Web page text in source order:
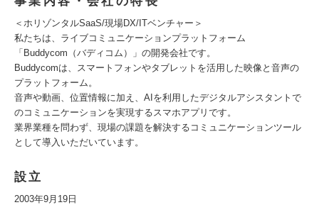
＜ホリゾンタルSaaS/現場DX/ITベンチャー＞
私たちは、ライブコミュニケーションプラットフォーム
「Buddycom（バディコム）」の開発会社です。
Buddycomは、スマートフォンやタブレットを活用した映像と音声の
プラットフォーム。
音声や動画、位置情報に加え、AIを利用したデジタルアシスタントで
のコミュニケーションを実現するスマホアプリです。
業界業種を問わず、現場の課題を解決するコミュニケーションツール
として導入いただいています。
設立
2003年9月19日